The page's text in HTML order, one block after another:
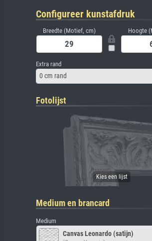
Configureer kunstafdruk
Breedte (Motief, cm) Hoogte
Extra rand
0 cm rand
Fotolijst
Medium en brancard
Medium
Canvas Leonardo (satijn)